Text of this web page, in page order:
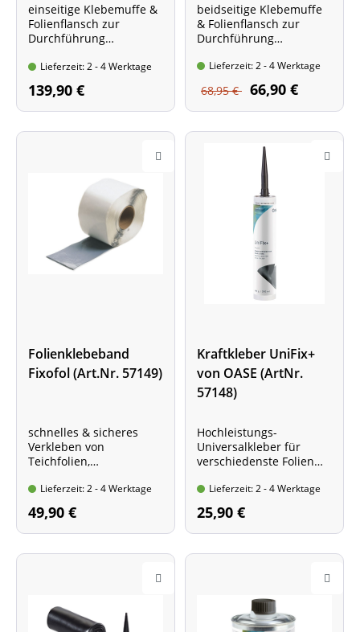
einseitige Klebemuffe &
Folienflansch zur
Durchführung
mm Außendurchmesser,
Lieferzeit: 2 - 4 Werktage
139,90 €
beidseitige Klebemuffe
& Folienflansch zur
Durchführung
mm Außendurchmesser
Lieferzeit: 2 - 4 Werktage
68,95 € 66,90 €
Folienklebeband
Fixofol (Art.Nr. 57149)
schnelles & sicheres
Verkleben von
Teichfolien,
cm Breite
Lieferzeit: 2 - 4 Werktage
49,90 €
Kraftkleber UniFix+
von OASE (ArtNr.
57148)
Hochleistungs-
Universalkleber für
verschiedenste Folien
Kartusche mit 290 ml
Inhalt
Lieferzeit: 2 - 4 Werktage
25,90 €